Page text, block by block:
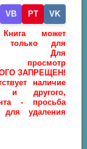
VB PT VK
может
только для
Для
просмотр
ЗАПРЕЩЕН!
наличие
и другого,
- просьба
удаления